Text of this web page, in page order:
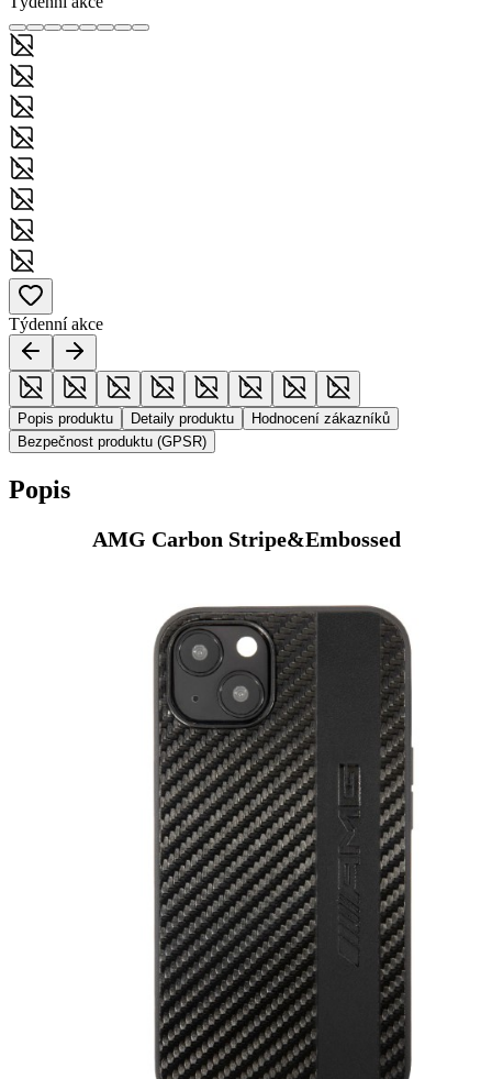
Týdenní akce
Popis produktu Detaily produktu
Hodnocení zákazníků
Bezpečnost produktu (GPSR)
Popis
AMG Carbon Stripe&Embossed